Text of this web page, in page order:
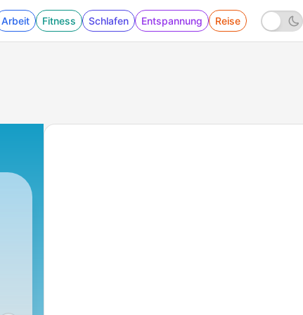
Arbeit Fitness Schlafen Entspannung Reise